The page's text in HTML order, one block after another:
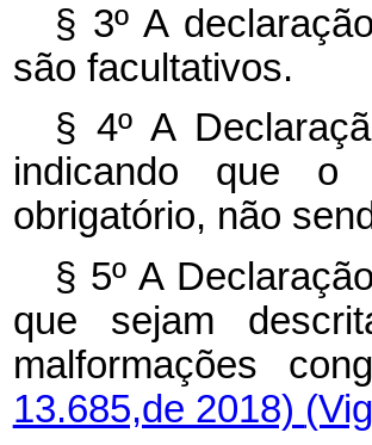
§ 3º A
são facultativos.
§ 4º A
indicando que o
obrigatório, não
§ 5º A
que sejam
malformações
13.685,de 2018)